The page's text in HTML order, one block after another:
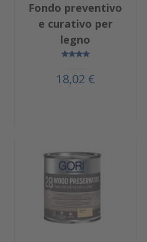
Fondo preventivo
e curativo per
legno
18,02 €